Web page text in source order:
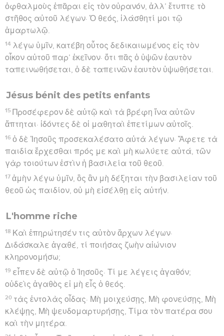
ὀφθαλμοὺς ἐπᾶραι εἰς τὸν οὐρανόν, ἀλλ’ ἔτυπτε τὸ
στῆθος αὐτοῦ λέγων· Ὁ θεός, ἱλάσθητί μοι τῷ
ἁμαρτωλῷ.
14 λέγω ὑμῖν, κατέβη οὗτος δεδικαιωμένος εἰς τὸν
οἶκον αὐτοῦ παρ’ ἐκεῖνον· ὅτι πᾶς ὁ ὑψῶν ἑαυτὸν
ταπεινωθήσεται, ὁ δὲ ταπεινῶν ἑαυτὸν ὑψωθήσεται.
Jésus bénit des petits enfants
15 Προσέφερον δὲ αὐτῷ καὶ τὰ βρέφη ἵνα αὐτῶν
ἅπτηται· ἰδόντες δὲ οἱ μαθηταὶ ἐπετίμων αὐτοῖς.
16 ὁ δὲ Ἰησοῦς προσεκαλέσατο αὐτὰ λέγων· Ἄφετε τὰ
παιδία ἔρχεσθαι πρός με καὶ μὴ κωλύετε αὐτά, τῶν
γὰρ τοιούτων ἐστὶν ἡ βασιλεία τοῦ θεοῦ.
17 ἀμὴν λέγω ὑμῖν, ὃς ἂν μὴ δέξηται τὴν βασιλείαν τοῦ
θεοῦ ὡς παιδίον, οὐ μὴ εἰσέλθῃ εἰς αὐτήν.
L'homme riche
18 Καὶ ἐπηρώτησέν τις αὐτὸν ἄρχων λέγων·
Διδάσκαλε ἀγαθέ, τί ποιήσας ζωὴν αἰώνιον
κληρονομήσω;
19 εἶπεν δὲ αὐτῷ ὁ Ἰησοῦς· Τί με λέγεις ἀγαθόν;
οὐδεὶς ἀγαθὸς εἰ μὴ εἷς ὁ θεός.
20 τὰς ἐντολὰς οἶδας· Μὴ μοιχεύσῃς, Μὴ φονεύσῃς, Μὴ
κλέψῃς, Μὴ ψευδομαρτυρήσῃς, Τίμα τὸν πατέρα σου
καὶ τὴν μητέρα.